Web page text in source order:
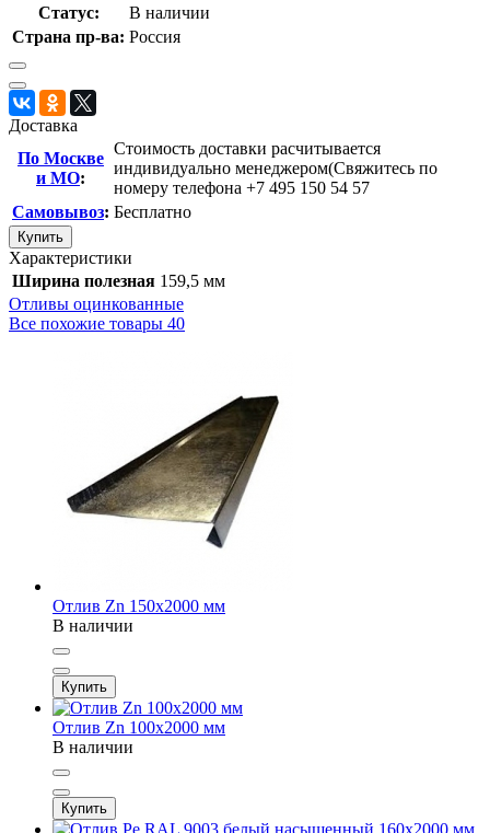
Статус:
В наличии
Страна пр-ва: Россия
Доставка
По Москве
и МО:
Стоимость доставки расчитывается
индивидуально менеджером(Свяжитесь по
номеру телефона +7 495 150 54 57
Самовывоз: Бесплатно
Купить
Характеристики
Ширина полезная 159,5 мм
Отливы оцинкованные
Все похожие товары 40
Отлив Zn 150х2000 мм
В наличии
Купить
Отлив Zn 100х2000 мм
В наличии
Купить